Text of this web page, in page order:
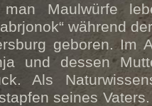
Maulwürfe
während
geboren. Im
und dessen
Als
seines